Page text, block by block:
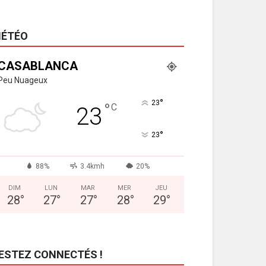
Nuageux
23 °C 23°
23°
88% 3.4kmh 20%
DIM
28°
LUN
27°
MAR
27°
MER
28°
JEU
29°
CONNECTÉS !